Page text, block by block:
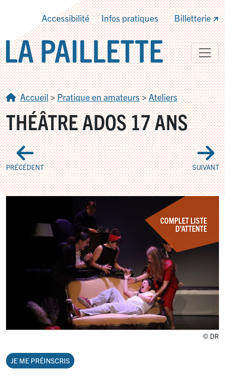
Accessibilité Infos pratiques Billetterie
Accueil>Pratique en amateurs>Ateliers
THÉÂTRE ADOS 17 ANS
PRÉCÉDENT SUIVANT
COMPLET LISTE
D’ATTENTE
© DR
JE ME PRÉINSCRIS